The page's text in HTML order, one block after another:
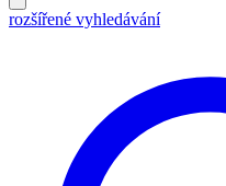
rozšířené vyhledávání